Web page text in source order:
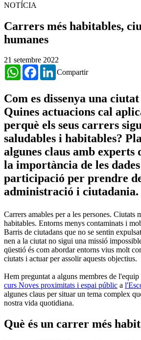
NOTÍCIA
Carrers més habitables,
humanes
21 setembre 2022
Compartir
WhatsAppFacebookLinkedIn
Com es dissenya una
Quines actuacions cal
perquè els seus carrers
saludables i habitables?
algunes claus amb experts
la importància de les
participació per prendre
administració i ciutadania.
Carrers amables per a les persones. Ciutats
habitables. Entorns menys contaminats i
Barris de ciutadans que no se sentin
nen a la ciutat no sigui una missió
qüestió és com abordar entorns vius molt
ciutats i actuar per assolir aquests objectius.
Hem preguntat a alguns membres de
curs Noves proximitats i espai públic a
algunes claus per situar un tema complex
nostra vida quotidiana.
Què és un carrer més